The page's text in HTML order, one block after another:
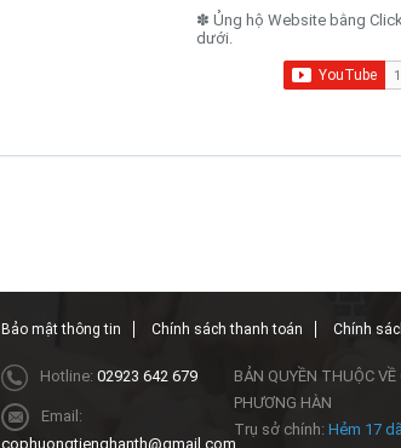
✽ Ủng hộ Website bằng
dưới.
Bảo mật thông tin Chính sách thanh toán Chính
Hotline: 02923 642 679
Email:
cophuongtienghanth@gmail.com
BẢN QUYỀN THUỘC
PHƯƠNG HÀN
Trụ sở chính: Hẻm 17